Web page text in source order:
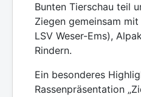
Bunten Tierschau teil
Ziegen gemeinsam
LSV Weser-Ems),
Rindern.
Ein besonderes
Rassenpräsentation